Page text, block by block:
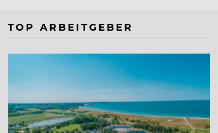
TOP ARBEITGEBER